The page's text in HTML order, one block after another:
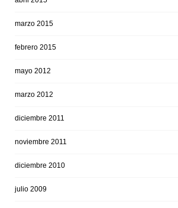
marzo 2015
febrero 2015
mayo 2012
marzo 2012
diciembre 2011
noviembre 2011
diciembre 2010
julio 2009